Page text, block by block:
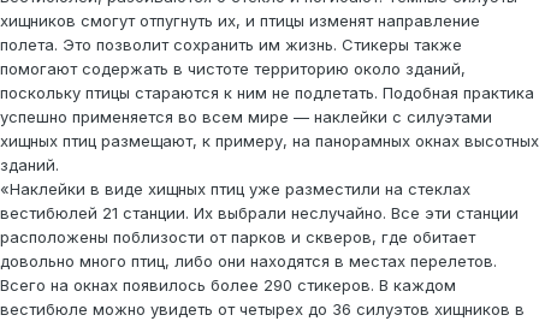
хищников смогут отпугнуть их, и птицы изменят направление
полета. Это позволит сохранить им жизнь. Стикеры также
помогают содержать в чистоте территорию около зданий,
поскольку птицы стараются к ним не подлетать. Подобная практика
успешно применяется во всем мире — наклейки с силуэтами
хищных птиц размещают, к примеру, на панорамных окнах высотных
зданий.
«Наклейки в виде хищных птиц уже разместили на стеклах
вестибюлей 21 станции. Их выбрали неслучайно. Все эти станции
расположены поблизости от парков и скверов, где обитает
довольно много птиц, либо они находятся в местах перелетов.
Всего на окнах появилось более 290 стикеров. В каждом
вестибюле можно увидеть от четырех до 36 силуэтов хищников в